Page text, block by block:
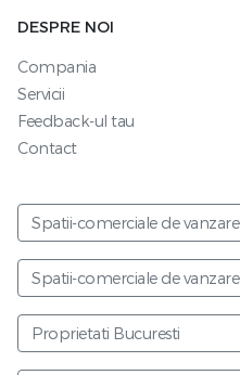
DESPRE NOI
Compania
Servicii
Feedback-ul tau
Contact
Spatii-comerciale de vanzare
Spatii-comerciale de vanzare
Proprietati Bucuresti